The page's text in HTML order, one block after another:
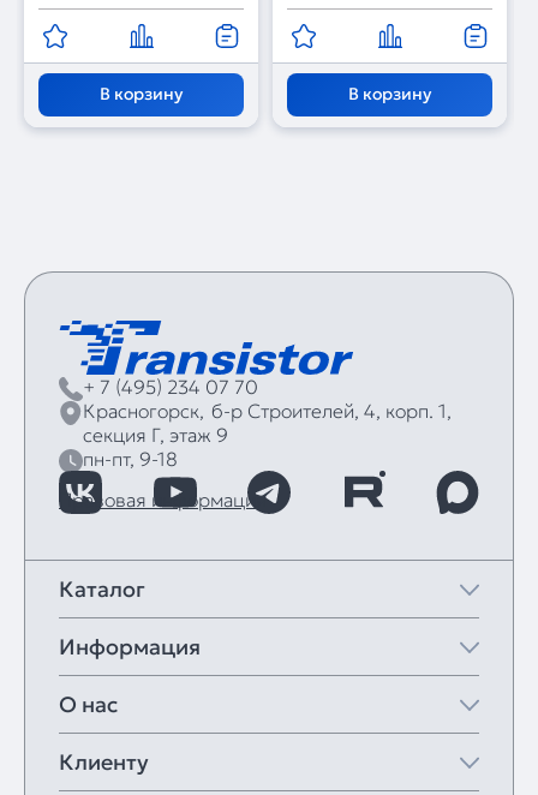
В корзину В корзину
+ 7 (495) 234 07 70
Красногорск, б‑р Строителей, 4, корп. 1,
секция Г, этаж 9
пн-пт, 9-18
Правовая информация
Каталог
Информация
О нас
Клиенту